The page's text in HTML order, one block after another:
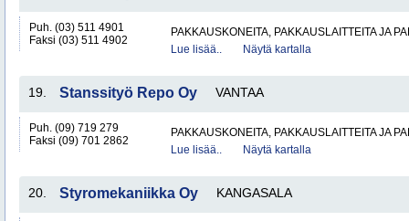
Puh. (03) 511 4901
Faksi (03) 511 4902
PAKKAUSKONEITA, PAKKAUSLAITTEITA JA
Lue lisää..
Näytä kartalla
19. Stanssityö Repo Oy VANTAA
Puh. (09) 719 279
Faksi (09) 701 2862
PAKKAUSKONEITA, PAKKAUSLAITTEITA JA
Lue lisää..
Näytä kartalla
20. Styromekaniikka Oy KANGASALA